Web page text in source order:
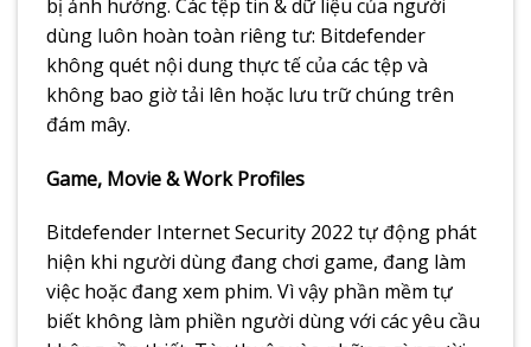
bị ảnh hưởng. Các tệp tin & dữ liệu của người
dùng luôn hoàn toàn riêng tư: Bitdefender
không quét nội dung thực tế của các tệp và
không bao giờ tải lên hoặc lưu trữ chúng trên
đám mây.
Game, Movie & Work Profiles
Bitdefender Internet Security 2022 tự động phát
hiện khi người dùng đang chơi game, đang làm
việc hoặc đang xem phim. Vì vậy phần mềm tự
biết không làm phiền người dùng với các yêu cầu